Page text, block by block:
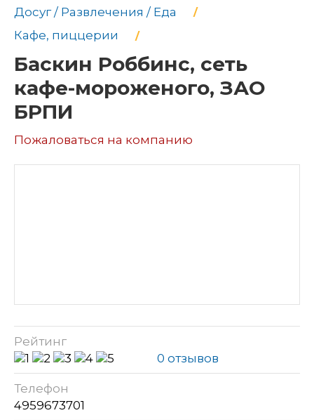
Досуг / Развлечения / Еда
Кафе, пиццерии
Баскин Роббинс, сеть
кафе-мороженого, ЗАО
БРПИ
Пожаловаться на компанию
Рейтинг
0 отзывов
Телефон
4959673701